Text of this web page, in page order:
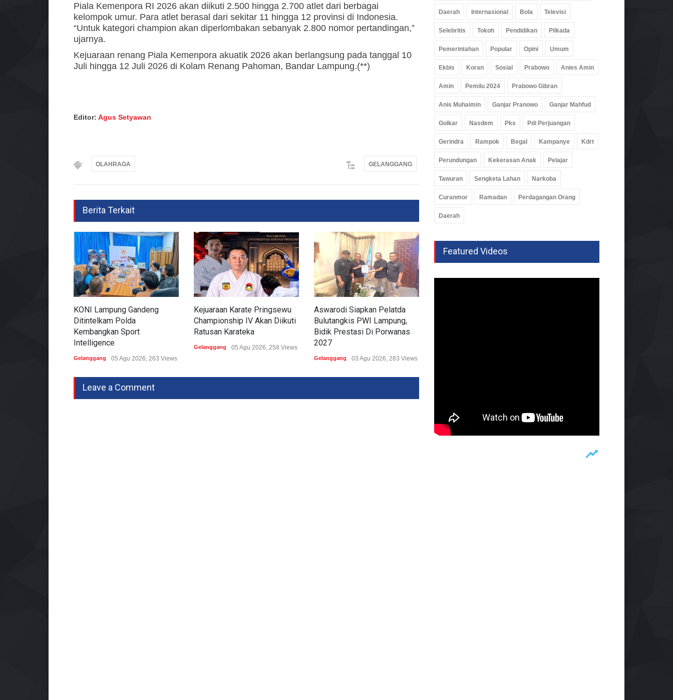
Piala Kemenpora RI 2026 akan diikuti 2.500 hingga 2.700 atlet dari berbagai
kelompok umur. Para atlet berasal dari sekitar 11 hingga 12 provinsi di Indonesia.
“Untuk kategori champion akan diperlombakan sebanyak 2.800 nomor pertandingan,”
ujarnya.
Kejuaraan renang Piala Kemenpora akuatik 2026 akan berlangsung pada tanggal 10
Juli hingga 12 Juli 2026 di Kolam Renang Pahoman, Bandar Lampung.(**)
Editor: Agus Setyawan
OLAHRAGA GELANGGANG
Berita Terkait
KONI Lampung Gandeng
Ditintelkam Polda
Kembangkan Sport
Intelligence
Gelanggang 05 Agu 2026, 263 Views
Kejuaraan Karate Pringsewu
Championship IV Akan Diikuti
Ratusan Karateka
Gelanggang 05 Agu 2026, 258 Views
Aswarodi Siapkan Pelatda
Bulutangkis PWI Lampung,
Bidik Prestasi Di Porwanas
2027
Gelanggang 03 Agu 2026, 283 Views
Leave a Comment
Daerah Internasional Bola Televisi
Selebritis Tokoh Pendidikan Pilkada
Pemerintahan Popular Opini Umum
Ekbis Koran Sosial Prabowo Anies Amin
Amin Pemilu 2024 Prabowo Gibran
Anis Muhaimin Ganjar Pranowo Ganjar Mahfud
Golkar Nasdem Pks Pdi Perjuangan
Gerindra Rampok Begal Kampanye Kdrt
Perundungan Kekerasan Anak Pelajar
Tawuran Sengketa Lahan Narkoba
Curanmor Ramadan Perdagangan Orang
Daerah
Featured Videos